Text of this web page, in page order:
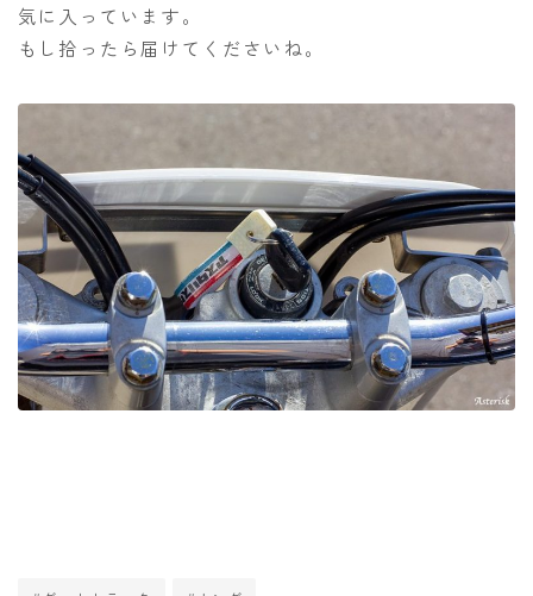
気に入っています。
もし拾ったら届けてくださいね。